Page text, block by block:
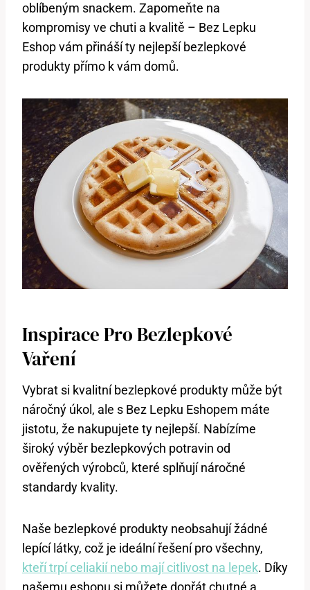
oblíbeným snackem. Zapomeňte na
kompromisy ve chuti a kvalitě – Bez Lepku
Eshop vám přináší ty nejlepší bezlepkové
produkty přímo k vám domů.
Inspirace Pro Bezlepkové
Vaření
Vybrat si kvalitní bezlepkové produkty může být
náročný úkol, ale s Bez Lepku Eshopem máte
jistotu, že nakupujete ty nejlepší. Nabízíme
široký výběr bezlepkových potravin od
ověřených výrobců, které splňují náročné
standardy kvality.
Naše bezlepkové produkty neobsahují žádné
lepící látky, což je ideální řešení pro všechny,
kteří trpí celiakií nebo mají citlivost na lepek. Díky
našemu eshopu si můžete dopřát chutné a